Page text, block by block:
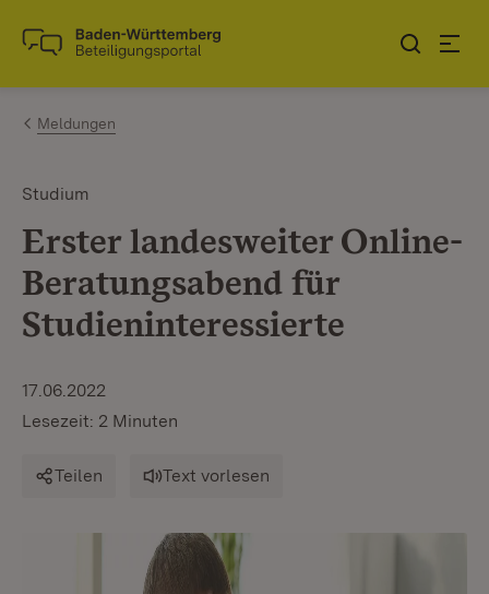
Zum Inhalt springen
Link zur Startseite
Meldungen
Studium
Erster landesweiter Online-
Beratungsabend für
Studieninteressierte
17.06.2022
Lesezeit: 2 Minuten
Teilen Text vorlesen